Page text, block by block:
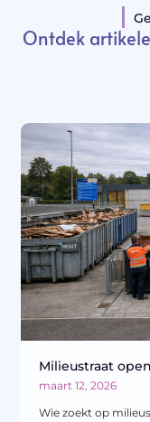
Ontdek
Milieustraat
maart 12, 2026
Wie zoekt op